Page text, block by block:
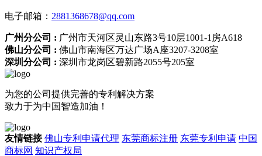
电子邮箱： 2881368678@qq.com
广州分公司 : 广州市天河区灵山东路3号10层1001-1房A618
佛山分公司 : 佛山市南海区万达广场A座3207-3208室
深圳分公司 : 深圳市龙岗区碧新路2055号205室
为您的公司提供完善的专利解决方案
致力于为中国智造加油！
友情链接 佛山专利申请代理 东莞商标注册 东莞专利申请 中国
商标网 知识产权局